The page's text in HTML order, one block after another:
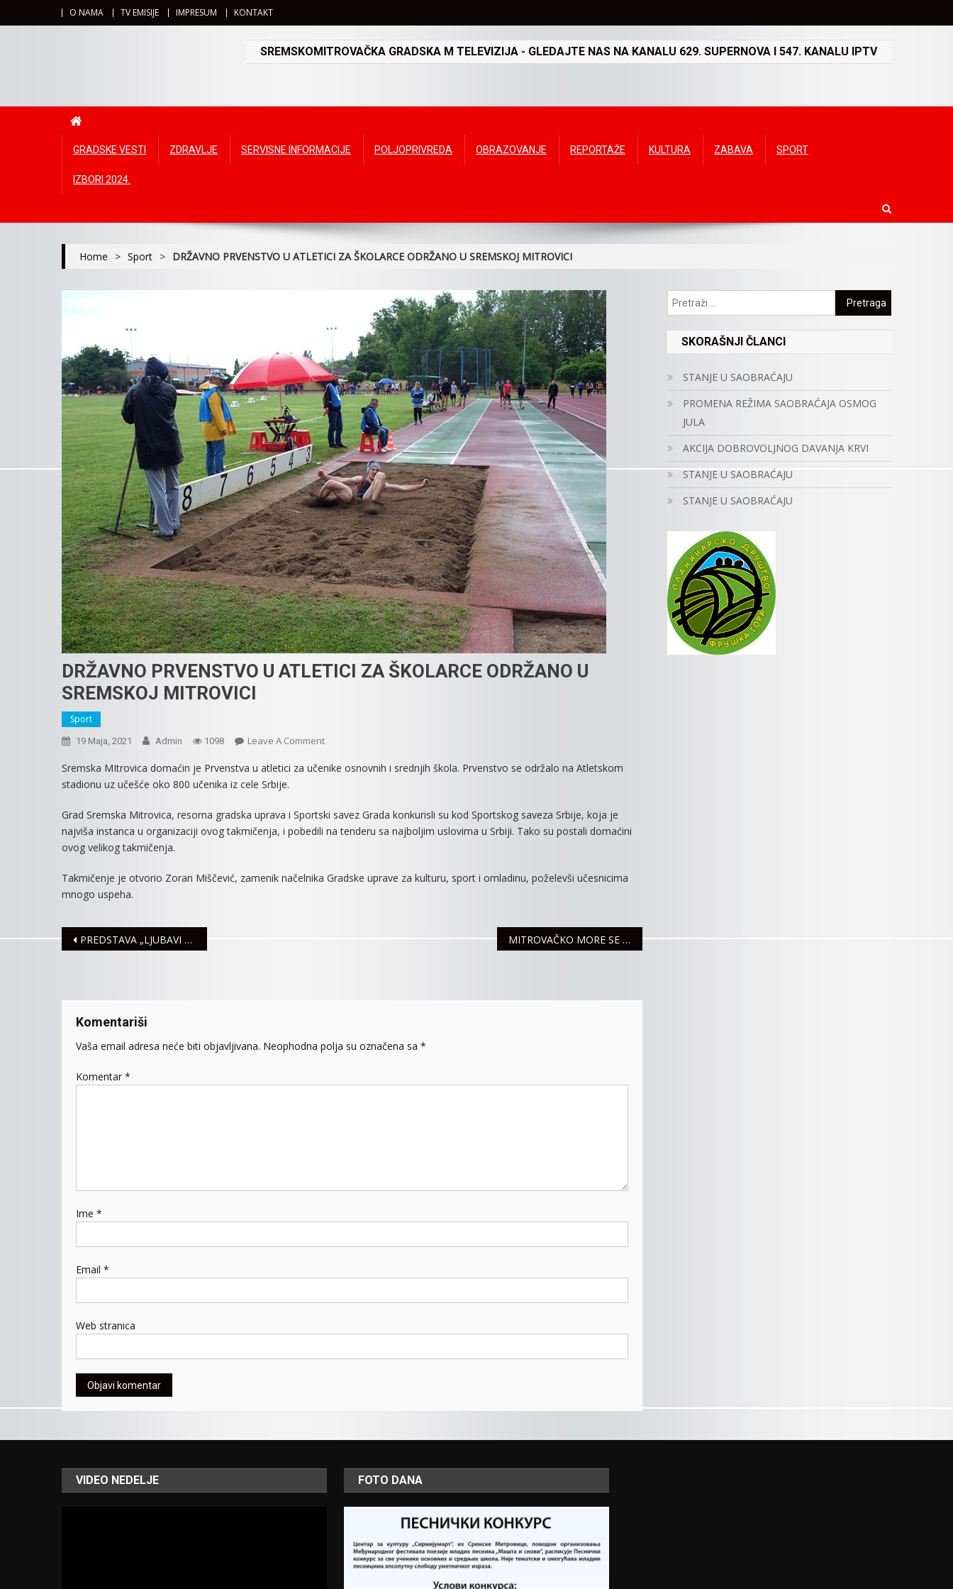
O NAMA TV EMISIJE IMPRESUM KONTAKT
SREMSKOMITROVAČKA GRADSKA M TELEVIZIJA - GLEDAJTE NAS NA KANALU 629. SUPERNOVA I 547. KANALU IPTV
GRADSKE VESTI ZDRAVLJE SERVISNE INFORMACIJE POLJOPRIVREDA OBRAZOVANJE REPORTAŽE KULTURA ZABAVA SPORT
IZBORI 2024.
Home > Sport > DRŽAVNO PRVENSTVO U ATLETICI ZA ŠKOLARCE ODRŽANO U SREMSKOJ MITROVICI
DRŽAVNO PRVENSTVO U ATLETICI ZA ŠKOLARCE ODRŽANO U
SREMSKOJ MITROVICI
Sport
19 Maja, 2021 Admin 1098 Leave A CommentOn
PRVENSTVO
ZA
ŠKOLARCE
SREMSKOJ
Sremska MItrovica domaćin je Prvenstva u atletici za učenike osnovnih i srednjih škola. Prvenstvo se održalo na Atletskom
stadionu uz učešće oko 800 učenika iz cele Srbije.
Grad Sremska Mitrovica, resorna gradska uprava i Sportski savez Grada konkurisli su kod Sportskog saveza Srbije, koja je
najviša instanca u organizaciji ovog takmičenja, i pobedili na tenderu sa najboljim uslovima u Srbiji. Tako su postali domaćini
ovog velikog takmičenja.
Takmičenje je otvorio Zoran Miščević, zamenik načelnika Gradske uprave za kulturu, sport i omladinu, poželevši učesnicima
mnogo uspeha.
Navigacija
PREDSTAVA „LJUBAVI DŽORDŽA VAŠINGTONA“ PONOVO PRED MITROVAČKOM PUBLIKOM MITROVAČKO MORE SE UREĐUJE ZA NOVU LETNJU SEZONU
Komentariši
Vaša email adresa neće biti objavljivana. Neophodna polja su označena sa *
Komentar *
Ime *
Email *
Web stranica
Pretraga:
SKORAŠNJI ČLANCI
STANJE U SAOBRAĆAJU
PROMENA REŽIMA SAOBRAĆAJA OSMOG
JULA
AKCIJA DOBROVOLJNOG DAVANJA KRVI
STANJE U SAOBRAĆAJU
STANJE U SAOBRAĆAJU
VIDEO NEDELJE FOTO DANA